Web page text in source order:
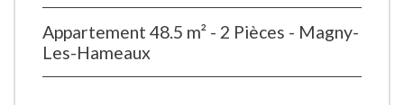
Appartement 48.5 m² - 2 Pièces - Magny-
Les-Hameaux